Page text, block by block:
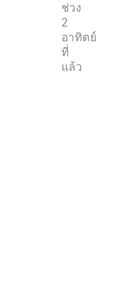
ช่วง
2
อาทิตย์
ที่
แล้ว
ได้
เผย
ว่า
มี
การ